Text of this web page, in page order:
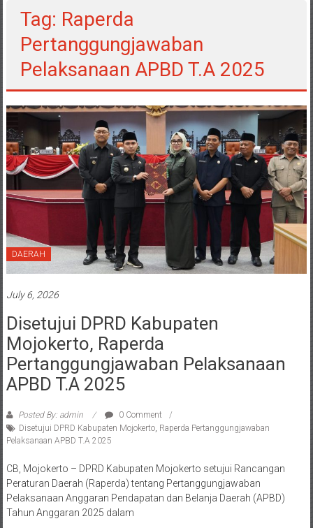
Tag: Raperda
Pertanggungjawaban
Pelaksanaan APBD T.A 2025
DAERAH
July 6, 2026
Disetujui DPRD Kabupaten
Mojokerto, Raperda
Pertanggungjawaban Pelaksanaan
APBD T.A 2025
Posted By: admin
0 Comment
Disetujui DPRD Kabupaten Mojokerto, Raperda Pertanggungjawaban
Pelaksanaan APBD T.A 2025
CB, Mojokerto – DPRD Kabupaten Mojokerto setujui Rancangan
Peraturan Daerah (Raperda) tentang Pertanggungjawaban
Pelaksanaan Anggaran Pendapatan dan Belanja Daerah (APBD)
Tahun Anggaran 2025 dalam